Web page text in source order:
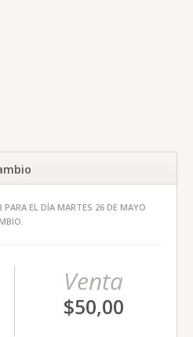
EL DÍA MARTES 26 DE MAYO
Venta
$50,00